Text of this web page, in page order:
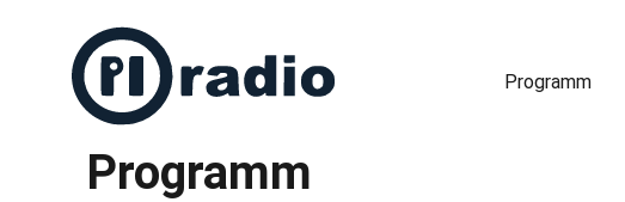
Freies Radio in Berlin
Programm
Programm